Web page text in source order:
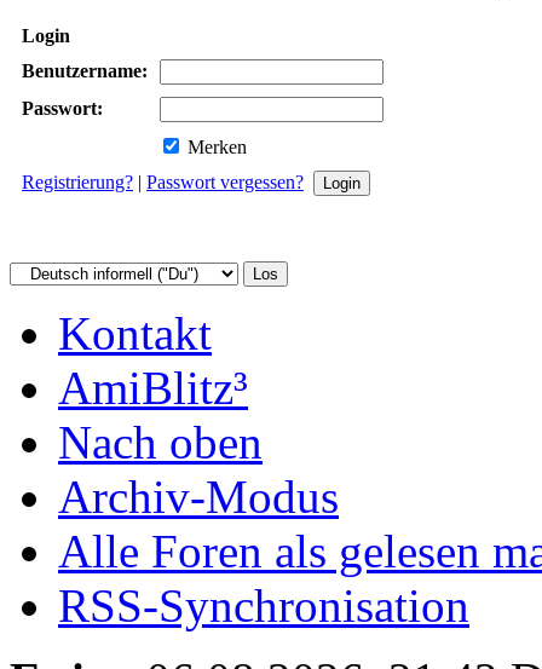
Login
Benutzername:
Passwort:
Merken
Registrierung? | Passwort vergessen?
Kontakt
AmiBlitz³
Nach oben
Archiv-Modus
Alle Foren als gelesen
RSS-Synchronisation